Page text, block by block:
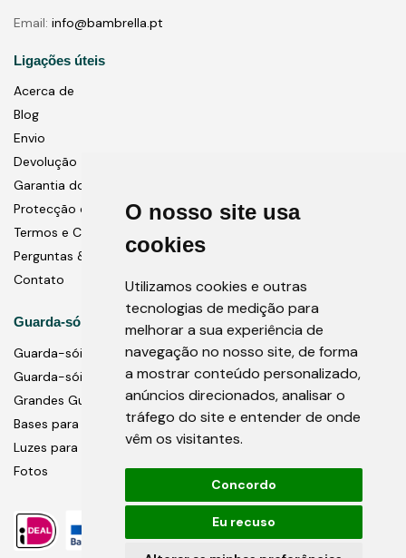
O nosso site usa
cookies
Utilizamos cookies e outras
tecnologias de medição para
melhorar a sua experiência de
navegação no nosso site, de forma
a mostrar conteúdo personalizado,
anúncios direcionados, analisar o
tráfego do site e entender de onde
vêm os visitantes.
Concordo
Eu recuso
Email: info@bambrella.pt
Ligações úteis
Acerca de
Blog
Envio
Devolução
Garantia do Produto
Protecção de dados
Termos e Condições
Perguntas & Respostas
Contato
Guarda-sóis
Guarda-sóis do pólo central
Guarda-sóis cantilever
Grandes Guarda-Sóis Comerciais
Bases para guarda-sóis
Luzes para guarda-sóis
Fotos